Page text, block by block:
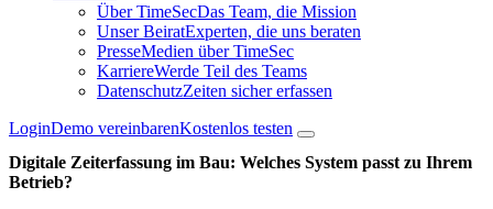
Über TimeSecDas Team, die Mission
Unser BeiratExperten, die uns beraten
PresseMedien über TimeSec
KarriereWerde Teil des Teams
DatenschutzZeiten sicher erfassen
LoginDemo vereinbarenKostenlos testen
Digitale Zeiterfassung im Bau: Welches System passt zu Ihrem
Betrieb?